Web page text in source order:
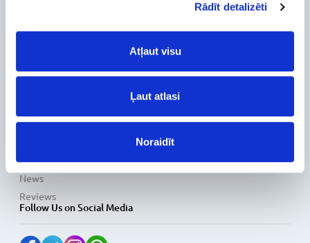
Rādīt detalizēti
Atļaut visu
Ļaut atlasi
Noraidīt
Delivery and payment
Warranty and Refunds
Configuration Catalog
News
Reviews
Follow Us on Social Media